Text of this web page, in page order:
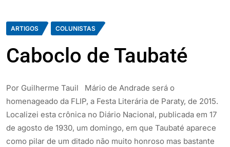
ARTIGOS COLUNISTAS
Caboclo de Taubaté
Por Guilherme Tauil Mário de Andrade será o
homenageado da FLIP, a Festa Literária de Paraty, de 2015.
Localizei esta crônica no Diário Nacional, publicada em 17
de agosto de 1930, um domingo, em que Taubaté aparece
como pilar de um ditado não muito honroso mas bastante